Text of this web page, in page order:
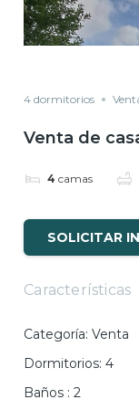
4 dormitorios
Venta de
4 camas
SOLICITAR
Características
Categoría: Venta
Dormitorios: 4
Baños : 2